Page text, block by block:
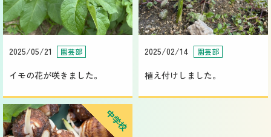
2025/05/21 園芸部
イモの花が咲きました。
2025/02/14 園芸部
植え付けしました。
中学校